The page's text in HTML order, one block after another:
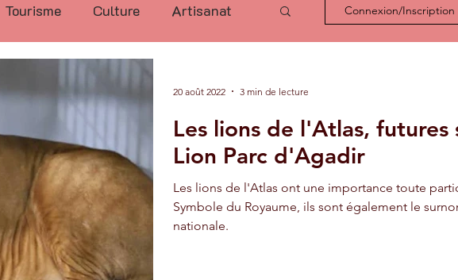
Tourisme Culture Artisanat
Taroudant
VI Economie
Transport Aziz Akhannouch
Ouarzazate
Connexion/Inscription
Les lions de l'Atlas, futures
Lion Parc d'Agadir
Les lions de l'Atlas ont une importance toute
Symbole du Royaume, ils sont également le
nationale.
20 août 2022 3 min de lecture